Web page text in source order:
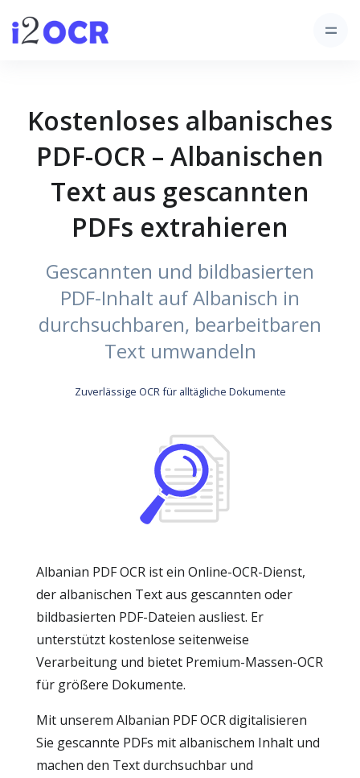
Kostenloses albanisches
PDF-OCR – Albanischen
Text aus gescannten
PDFs extrahieren
Gescannten und bildbasierten
PDF-Inhalt auf Albanisch in
durchsuchbaren, bearbeitbaren
Text umwandeln
Zuverlässige OCR für alltägliche Dokumente
Albanian PDF OCR ist ein Online-OCR-Dienst,
der albanischen Text aus gescannten oder
bildbasierten PDF-Dateien ausliest. Er
unterstützt kostenlose seitenweise
Verarbeitung und bietet Premium-Massen-OCR
für größere Dokumente.
Mit unserem Albanian PDF OCR digitalisieren
Sie gescannte PDFs mit albanischem Inhalt und
machen den Text durchsuchbar und